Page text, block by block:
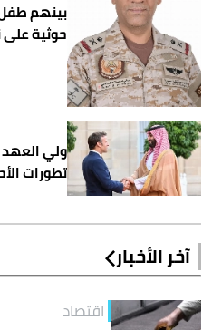
حوثية على
ولي
تطورات
آخر الأخبار
اقتصاد